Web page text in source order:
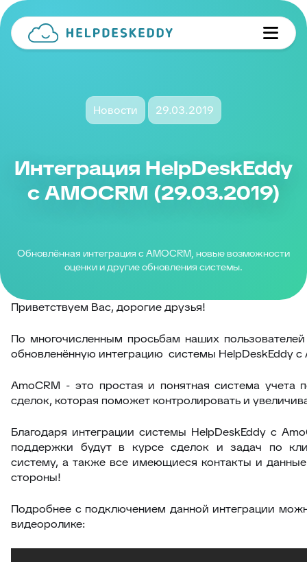
Новости 29.03.2019
Интеграция HelpDeskEddy
c AMOCRM (29.03.2019)
Обновлённая интеграция с AMOCRM, новые возможности
оценки и другие обновления системы.
Приветствуем Вас, дорогие друзья!
По многочисленным просьбам наших
обновленённую интеграцию системы HelpDeskEddy c
AmoCRM - это простая и понятная система учета
сделок, которая поможет контролировать и
Благодаря интеграции системы HelpDeskEddy с
поддержки будут в курсе сделок и задач по
систему, а также все имеющиеся контакты и
стороны!
Подробнее с подключением данной интеграции
видеоролике: